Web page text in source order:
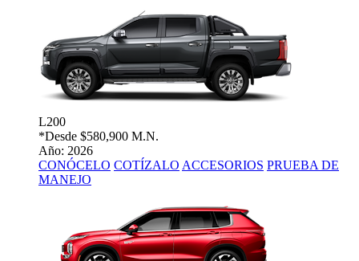
L200
*Desde $580,900 M.N.
Año: 2026
CONÓCELO COTÍZALO ACCESORIOS PRUEBA DE
MANEJO